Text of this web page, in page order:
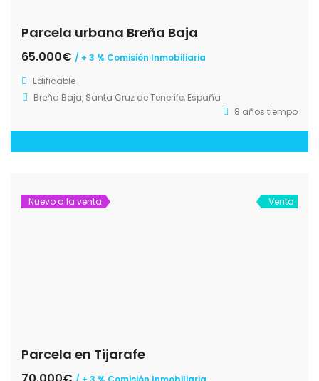
Parcela urbana Breña Baja
65.000€ / + 3 % Comisión Inmobiliaria
Edificable
Breña Baja, Santa Cruz de Tenerife, España
8 años tiempo
Nuevo a la venta Venta
Parcela en Tijarafe